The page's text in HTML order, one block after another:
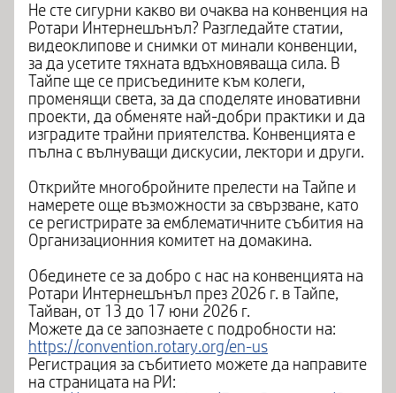
Не сте сигурни какво ви очаква на конвенция на
Ротари Интернешънъл? Разгледайте статии,
видеоклипове и снимки от минали конвенции,
за да усетите тяхната вдъхновяваща сила. В
Тайпе ще се присъедините към колеги,
променящи света, за да споделяте иновативни
проекти, да обменяте най-добри практики и да
изградите трайни приятелства. Конвенцията е
пълна с вълнуващи дискусии, лектори и други.
Открийте многобройните прелести на Тайпе и
намерете още възможности за свързване, като
се регистрирате за емблематичните събития на
Организационния комитет на домакина.
Обединете се за добро с нас на конвенцията на
Ротари Интернешънъл през 2026 г. в Тайпе,
Тайван, от 13 до 17 юни 2026 г.
Можете да се запознаете с подробности на:
https://convention.rotary.org/en-us
Регистрация за събитието можете да направите
на страницата на РИ: